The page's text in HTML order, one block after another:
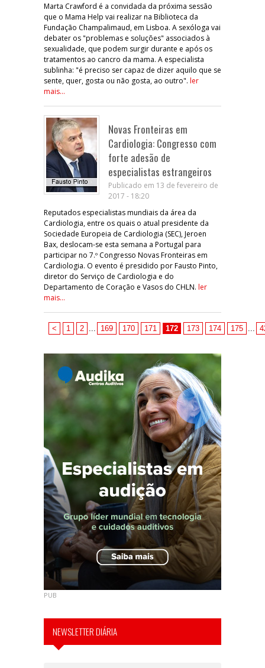
Marta Crawford é a convidada da próxima sessão
que o Mama Help vai realizar na Biblioteca da
Fundação Champalimaud, em Lisboa. A sexóloga vai
debater os "problemas e soluções" associados à
sexualidade, que podem surgir durante e após os
tratamentos ao cancro da mama. A especialista
sublinha: "é preciso ser capaz de dizer aquilo que se
sente, quer, gosta ou não gosta, ao outro". ler
mais...
Novas Fronteiras em
Cardiologia: Congresso com
forte adesão de
especialistas estrangeiros
Publicado em 13 de fevereiro de
2017 - 18:20
Reputados especialistas mundiais da área da
Cardiologia, entre os quais o atual presidente da
Sociedade Europeia de Cardiologia (SEC), Jeroen
Bax, deslocam-se esta semana a Portugal para
participar no 7.º Congresso Novas Fronteiras em
Cardiologia. O evento é presidido por Fausto Pinto,
diretor do Serviço de Cardiologia e do
Departamento de Coração e Vasos do CHLN. ler
mais...
< 1 2 169 170 171 172 173 174 175
PUB
NEWSLETTER DIÁRIA